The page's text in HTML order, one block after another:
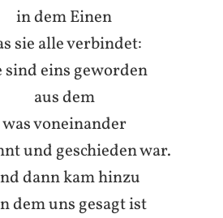
in dem Einen
sie alle verbindet:
sind eins geworden
aus dem
was voneinander
und geschieden war.
dann kam hinzu
dem uns gesagt ist